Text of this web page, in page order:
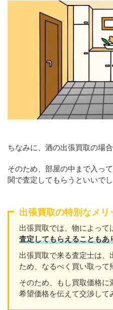
ちなみに、酒の出張買取の場合
そのため、部屋の中まで入っ
関で査定してもらうといいでし
出張買取の特別なメリ
出張買取では、物によって
査定してもらえることもあ
出張買取で来る査定士は、
ため、なるべく買い取って
そのため、もし買取価格に
希望価格を伝えて交渉して